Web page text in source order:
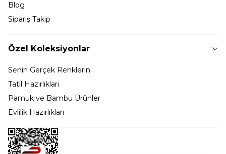
Blog
Sipariş Takip
Özel Koleksiyonlar
Senin Gerçek Renklerin
Tatil Hazırlıkları
Pamuk ve Bambu Ürünler
Evlilik Hazırlıkları